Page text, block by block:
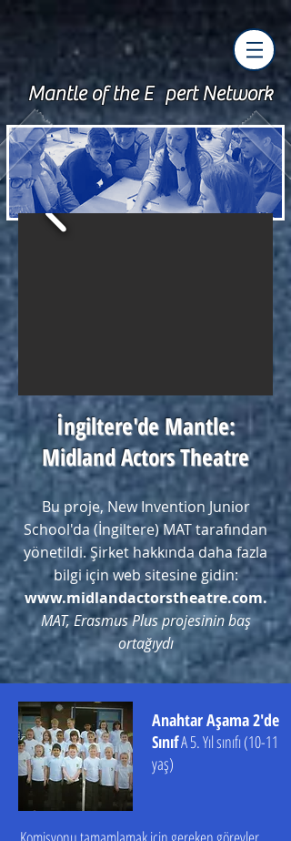
Mantle of the E pert Network
İngiltere'de Mantle:
Midland Actors Theatre
Bu proje, New Invention Junior
School'da (İngiltere) MAT tarafından
yönetildi. Şirket hakkında daha fazla
bilgi için web sitesine gidin:
www.midlandactorstheatre.com.
MAT, Erasmus Plus projesinin baş
ortağıydı
Anahtar Aşama 2'de
SınıfA 5. Yıl sınıfı (10-11
yaş)